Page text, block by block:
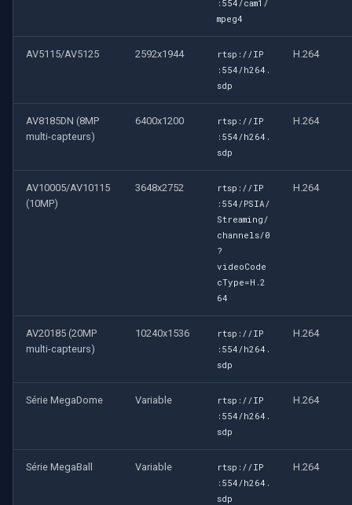
:554/cam1/
mpeg4
AV5115/AV5125 2592x1944
rtsp://IP
:554/h264.
sdp
H.264
AV8185DN (8MP
multi-capteurs)
6400x1200
rtsp://IP
:554/h264.
sdp
H.264
AV10005/AV10115
(10MP)
3648x2752
rtsp://IP
:554/PSIA/
Streaming/
channels/0
?
videoCode
cType=H.2
64
H.264
AV20185 (20MP
multi-capteurs)
10240x1536
rtsp://IP
:554/h264.
sdp
H.264
Série MegaDome Variable
rtsp://IP
:554/h264.
sdp
H.264
Série MegaBall Variable
rtsp://IP
:554/h264.
sdp
H.264